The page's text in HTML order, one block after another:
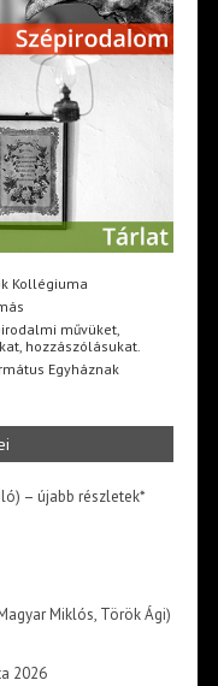
Kollégiuma
művüket,
hozzászólásukat.
Egyháznak
– újabb részletek*
Miklós, Török Ági)
2026